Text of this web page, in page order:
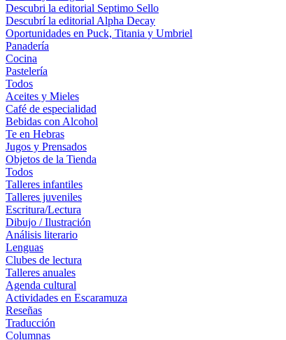
Descubri la editorial Septimo Sello
Descubrí la editorial Alpha Decay
Oportunidades en Puck, Titania y Umbriel
Panadería
Cocina
Pastelería
Todos
Aceites y Mieles
Café de especialidad
Bebidas con Alcohol
Te en Hebras
Jugos y Prensados
Objetos de la Tienda
Todos
Talleres infantiles
Talleres juveniles
Escritura/Lectura
Dibujo / Ilustración
Análisis literario
Lenguas
Clubes de lectura
Talleres anuales
Agenda cultural
Actividades en Escaramuza
Reseñas
Traducción
Columnas